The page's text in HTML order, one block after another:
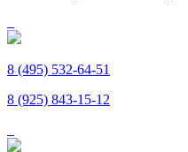
8 (495) 532-64-51
8 (925) 843-15-12